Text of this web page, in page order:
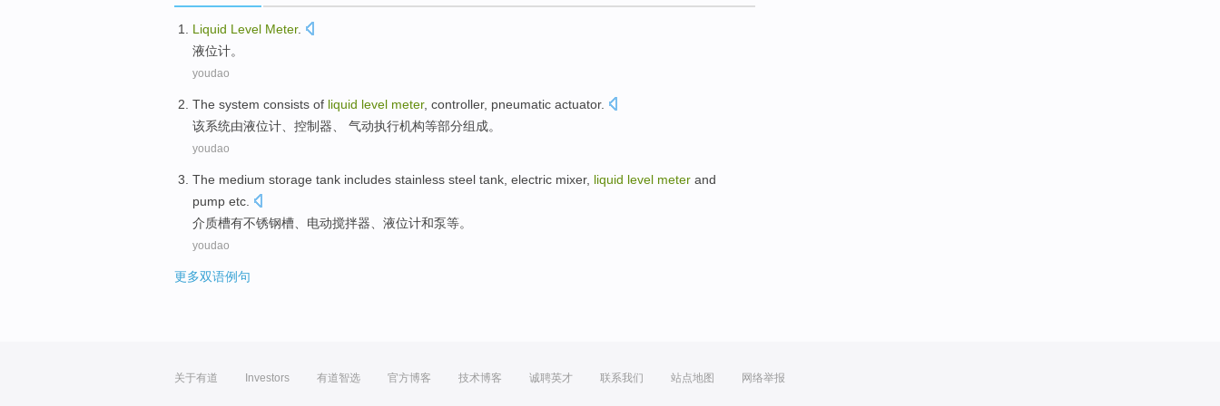
Liquid Level Meter.
液位计。
youdao
The system consists of liquid level meter, controller, pneumatic actuator.
该系统由液位计 控制器 气动执行机构等部分组成。
youdao
The medium storage tank includes stainless steel tank, electric mixer, liquid level meter and
pump etc
介质槽有不锈钢槽、 电动搅拌器 液位计和泵等。
youdao
更多双语例句
关于有道 Investors 有道智选 官方博客 技术博客 诚聘英才 联系我们 站点地图 网络举报